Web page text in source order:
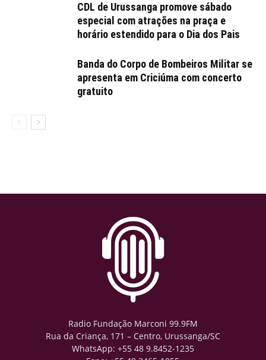
CDL de Urussanga promove sábado
especial com atrações na praça e
horário estendido para o Dia dos Pais
Banda do Corpo de Bombeiros Militar se
apresenta em Criciúma com concerto
gratuito
Radio Fundação Marconi 99.9FM
Rua da Criança, 171 – Centro, Urussanga/SC
WhatsApp: +55 48 9.8452-1235